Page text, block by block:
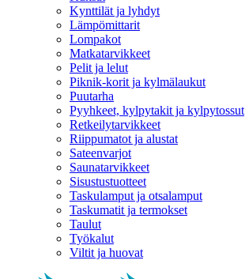
Kynttilät ja lyhdyt
Lämpömittarit
Lompakot
Matkatarvikkeet
Pelit ja lelut
Piknik-korit ja kylmälaukut
Puutarha
Pyyhkeet, kylpytakit ja kylpytossut
Retkeilytarvikkeet
Riippumatot ja alustat
Sateenvarjot
Saunatarvikkeet
Sisustustuotteet
Taskulamput ja otsalamput
Taskumatit ja termokset
Taulut
Työkalut
Viltit ja huovat